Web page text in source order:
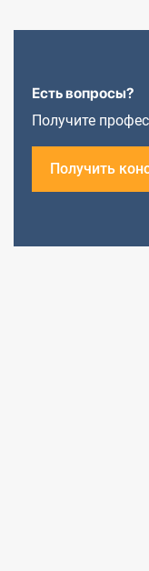
Есть вопросы?
Получите
Получить